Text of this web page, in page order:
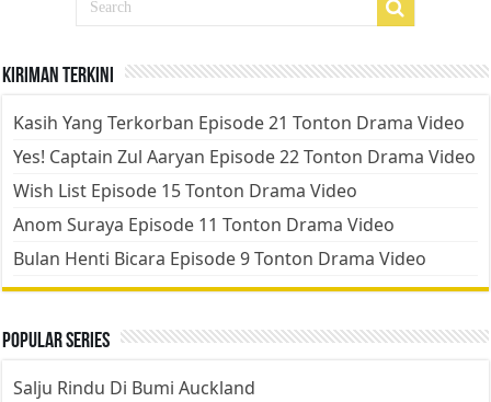
Kiriman Terkini
Kasih Yang Terkorban Episode 21 Tonton Drama Video
Yes! Captain Zul Aaryan Episode 22 Tonton Drama Video
Wish List Episode 15 Tonton Drama Video
Anom Suraya Episode 11 Tonton Drama Video
Bulan Henti Bicara Episode 9 Tonton Drama Video
Popular Series
Salju Rindu Di Bumi Auckland